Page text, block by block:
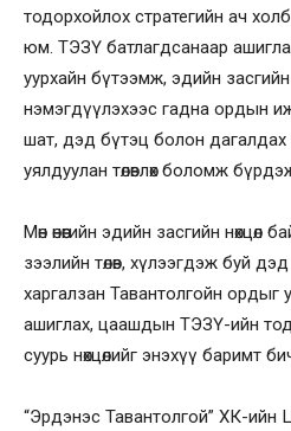
тодорхойлох стратегийн ач
юм. ТЭЗҮ батлагдсанаар
уурхайн бүтээмж, эдийн
нэмэгдүүлэхээс гадна ордын
шат, дэд бүтэц болон дагалдах
уялдуулан төлөвлөх боломж
Мөн өнөөгийн эдийн засгийн
зээлийн төлөв, хүлээгдэж буй
харгалзан Тавантолгойн ордыг
ашиглах, цаашдын ТЭЗҮ-ийн
суурь нөхцөлийг энэхүү баримт
“Эрдэнэс Тавантолгой” ХК-ийн